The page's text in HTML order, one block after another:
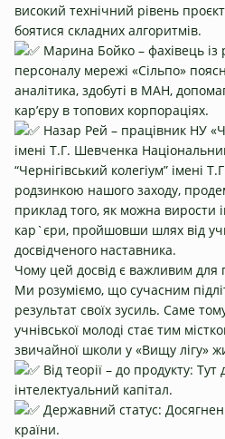
високий технічний рівень
боятися складних алгоритмів.
Марина Бойко – фахівець із
персоналу мережі «Сільпо»
аналітика, здобуті в МАН,
кар’єру в топових корпораціях.
Назар Рей – працівник НУ
імені Т.Г. Шевченка
“Чернігівський колегіум” імені
родзинкою нашого заходу,
приклад того, як можна вирости
кар`єри, пройшовши шлях від
досвідченого наставника.
Чому цей досвід є важливим для
Ми розуміємо, що сучасним
результат своїх зусиль. Саме
учнівської молоді стає тим
звичайної школи у «Вищу лігу»
Від теорії – до продукту:
інтелектуальний капітал.
Державний статус:
країни.